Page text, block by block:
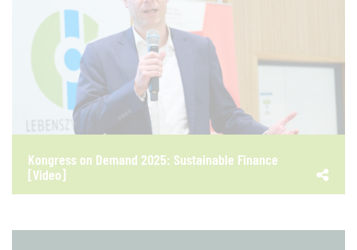
Kongress on Demand 2025: Sustainable Finance
[Video]